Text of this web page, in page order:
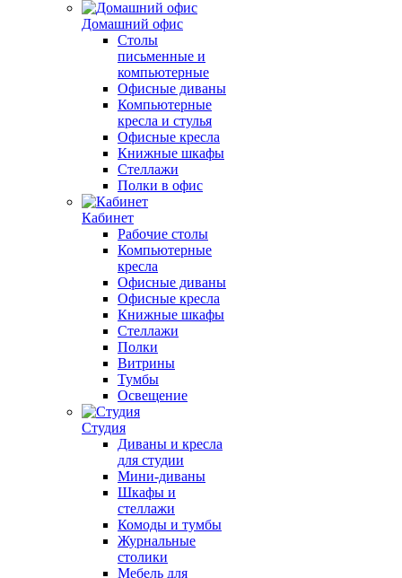
Домашний офис
Столы
письменные и
компьютерные
Офисные диваны
Компьютерные
кресла и стулья
Офисные кресла
Книжные шкафы
Стеллажи
Полки в офис
Кабинет
Рабочие столы
Компьютерные
кресла
Офисные диваны
Офисные кресла
Книжные шкафы
Стеллажи
Полки
Витрины
Тумбы
Освещение
Студия
Диваны и кресла
для студии
Мини-диваны
Шкафы и
стеллажи
Комоды и тумбы
Журнальные
столики
Мебель для